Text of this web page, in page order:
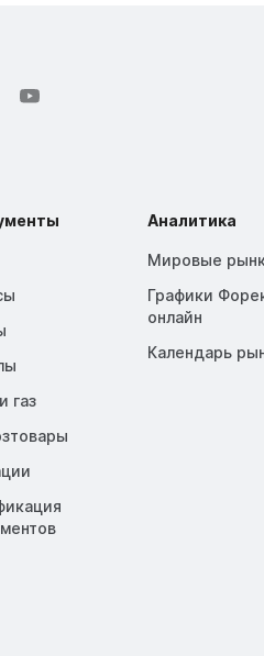
газ
Аналитика
Мировые
Графики
онлайн
Календарь